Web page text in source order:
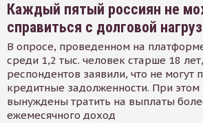
Каждый пятый россиян не
справиться с долговой
В опросе, проведенном на
среди 1,2 тыс. человек старше 18
респондентов заявили, что не могут
кредитные задолженности. При
вынуждены тратить на выплаты
ежемесячного доход